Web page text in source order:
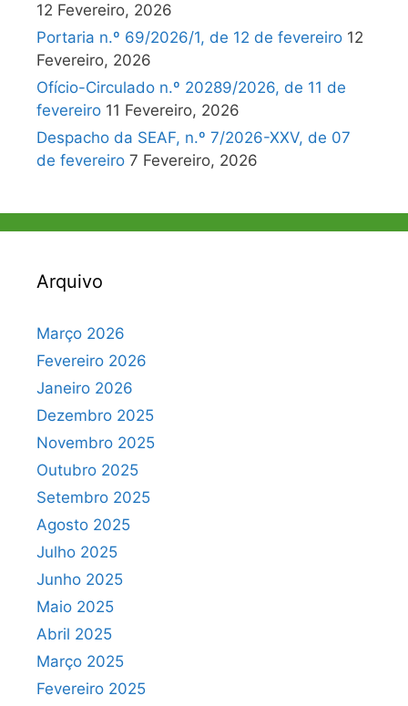
12 Fevereiro, 2026
Portaria n.º 69/2026/1, de 12 de fevereiro 12
Fevereiro, 2026
Ofício-Circulado n.º 20289/2026, de 11 de
fevereiro 11 Fevereiro, 2026
Despacho da SEAF, n.º 7/2026-XXV, de 07
de fevereiro 7 Fevereiro, 2026
Arquivo
Março 2026
Fevereiro 2026
Janeiro 2026
Dezembro 2025
Novembro 2025
Outubro 2025
Setembro 2025
Agosto 2025
Julho 2025
Junho 2025
Maio 2025
Abril 2025
Março 2025
Fevereiro 2025